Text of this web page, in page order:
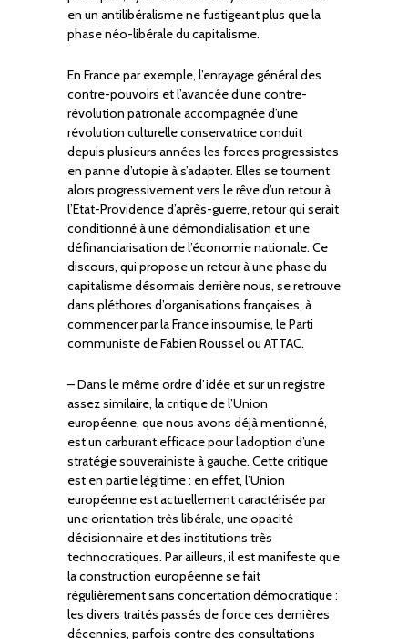
en un antilibéralisme ne fustigeant plus que la
phase néo-libérale du capitalisme.
En France par exemple, l’enrayage général des
contre-pouvoirs et l’avancée d’une contre-
révolution patronale accompagnée d’une
révolution culturelle conservatrice conduit
depuis plusieurs années les forces progressistes
en panne d’utopie à s’adapter. Elles se tournent
alors progressivement vers le rêve d’un retour à
l’Etat-Providence d’après-guerre, retour qui serait
conditionné à une démondialisation et une
définanciarisation de l’économie nationale. Ce
discours, qui propose un retour à une phase du
capitalisme désormais derrière nous, se retrouve
dans pléthores d’organisations françaises, à
commencer par la France insoumise, le Parti
communiste de Fabien Roussel ou ATTAC.
– Dans le même ordre d’idée et sur un registre
assez similaire, la critique de l’Union
européenne, que nous avons déjà mentionné,
est un carburant efficace pour l’adoption d’une
stratégie souverainiste à gauche. Cette critique
est en partie légitime : en effet, l’Union
européenne est actuellement caractérisée par
une orientation très libérale, une opacité
décisionnaire et des institutions très
technocratiques. Par ailleurs, il est manifeste que
la construction européenne se fait
régulièrement sans concertation démocratique :
les divers traités passés de force ces dernières
décennies, parfois contre des consultations